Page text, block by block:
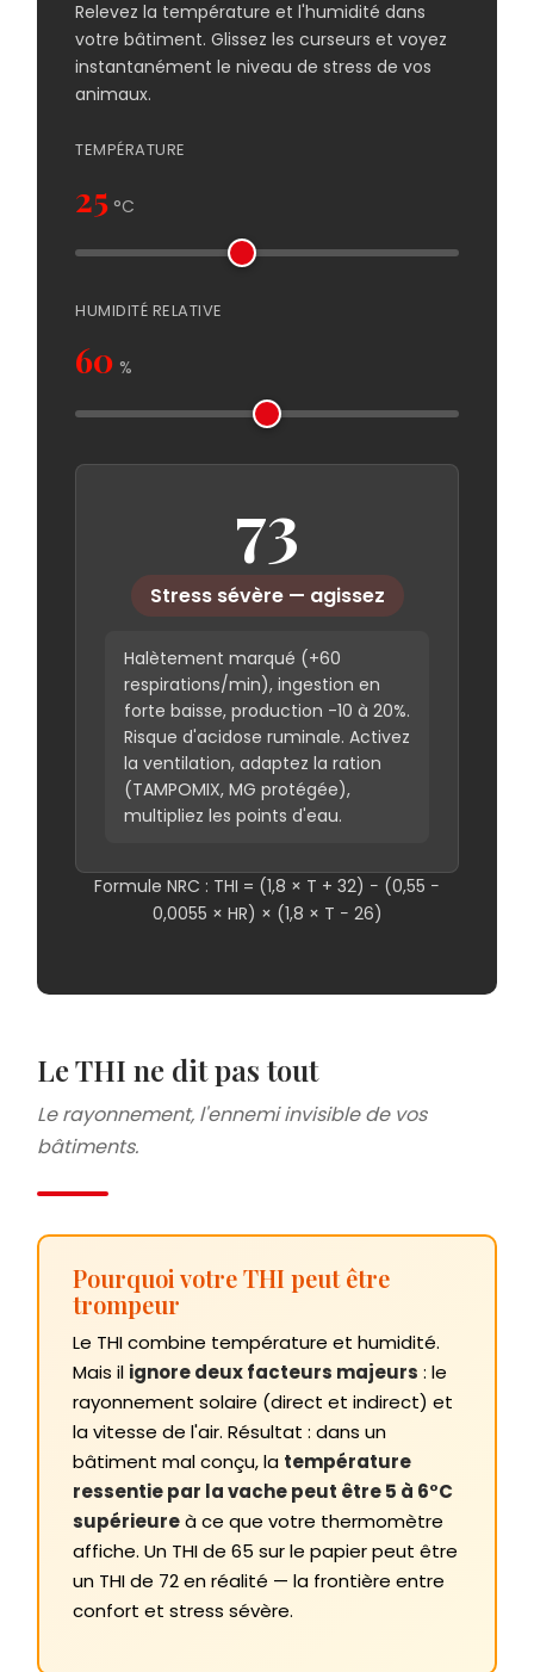
Relevez la température et l'humidité dans
votre bâtiment. Glissez les curseurs et voyez
instantanément le niveau de stress de vos
animaux.
TEMPÉRATURE
25 °C
HUMIDITÉ RELATIVE
60 %
73
Stress sévère — agissez
Halètement marqué (+60
respirations/min), ingestion en
forte baisse, production -10 à 20%.
Risque d'acidose ruminale. Activez
la ventilation, adaptez la ration
(TAMPOMIX, MG protégée),
multipliez les points d'eau.
Formule NRC : THI = (1,8 × T + 32) − (0,55 −
0,0055 × HR) × (1,8 × T − 26)
Le THI ne dit pas tout
Le rayonnement, l'ennemi invisible de vos
bâtiments.
Pourquoi votre THI peut être
trompeur
Le THI combine température et humidité.
Mais il ignore deux facteurs majeurs : le
rayonnement solaire (direct et indirect) et
la vitesse de l'air. Résultat : dans un
bâtiment mal conçu, la température
ressentie par la vache peut être 5 à 6°C
supérieureà ce que votre thermomètre
affiche. Un THI de 65 sur le papier peut être
un THI de 72 en réalité — la frontière entre
confort et stress sévère.